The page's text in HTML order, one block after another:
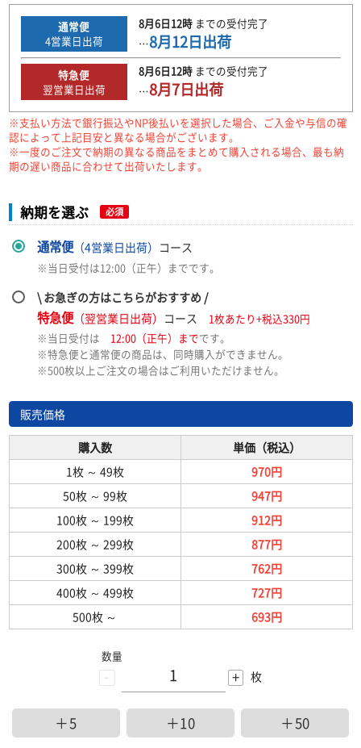
通常便
4営業日出荷
8月6日12時までの受付完了
…8月12日出荷
特急便
翌営業日出荷
8月6日12時までの受付完了
…8月7日出荷
※支払い方法で銀行振込やNP後払いを選択した場合、ご入金や与信の確
認によって上記目安と異なる場合がございます。
※一度のご注文で納期の異なる商品をまとめて購入される場合、最も納
期の遅い商品に合わせて出荷いたします。
納期を選ぶ 必須
通常便（4営業日出荷） コース
※当日受付は12:00（正午）までです。
\ お急ぎの方はこちらがおすすめ /
特急便（翌営業日出荷） コース
1枚あたり+税込330円
※当日受付は 12:00（正午）までです。
※特急便と通常便の商品は、同時購入ができません。
※500枚以上ご注文の場合はご利用いただけません。
販売価格
購入数
単価（税込）
1枚 ～ 49枚
970円
50枚 ～ 99枚
947円
100枚 ～ 199枚
912円
200枚 ～ 299枚
877円
300枚 ～ 399枚
762円
400枚 ～ 499枚
727円
500枚 ～ 693円
-
数量
+ 枚
＋5 ＋10 ＋50